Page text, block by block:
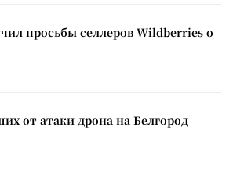
просьбы селлеров Wildberries о
от атаки дрона на Белгород